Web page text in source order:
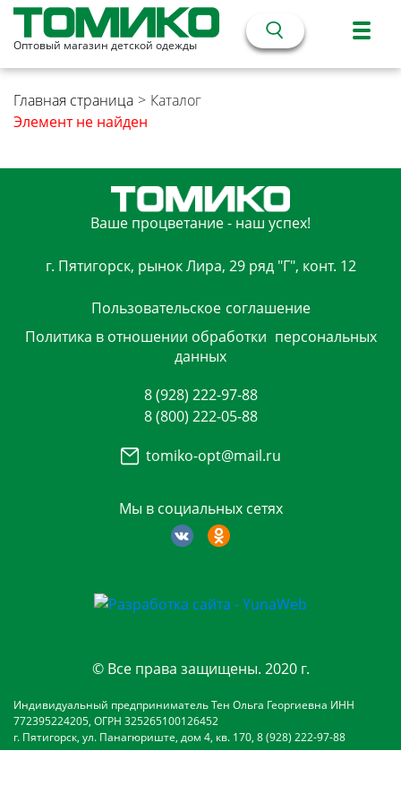
Оптовый магазин детской одежды
Главная страница > Каталог
Элемент не найден
Ваше процветание - наш успех!
г. Пятигорск, рынок Лира, 29 ряд "Г", конт. 12
Пользовательское соглашение
Политика в отношении обработки персональных
данных
Мы в социальных сетях
8 (928) 222-97-88
8 (800) 222-05-88
tomiko-opt@mail.ru
© Все права защищены. 2020 г.
Индивидуальный предприниматель Тен Ольга Георгиевна ИНН
772395224205, ОГРН 325265100126452
г. Пятигорск, ул. Панагюриште, дом 4, кв. 170, 8 (928) 222-97-88